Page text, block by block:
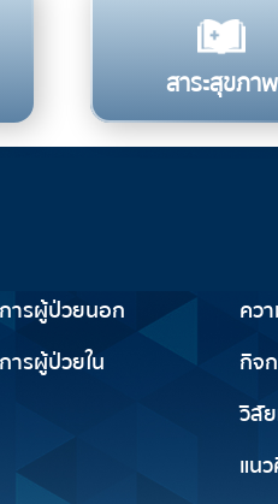
สาระสุขภาพ
ารผู้ป่วยนอก
ารผู้ป่วยใน
คว
กิจ
วิสั
แน